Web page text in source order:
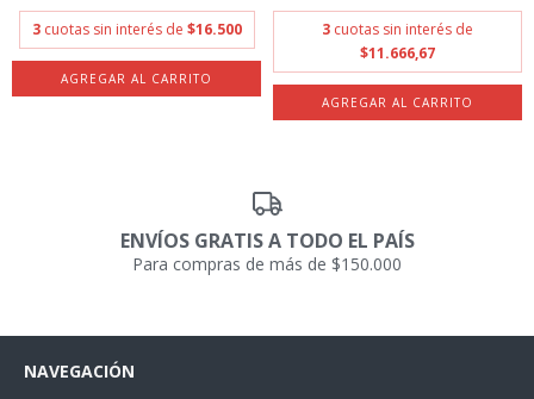
3 cuotas sin interés de $16.500 3 cuotas sin interés de
$11.666,67
ENVÍOS GRATIS A TODO EL PAÍS
Para compras de más de $150.000
NAVEGACIÓN